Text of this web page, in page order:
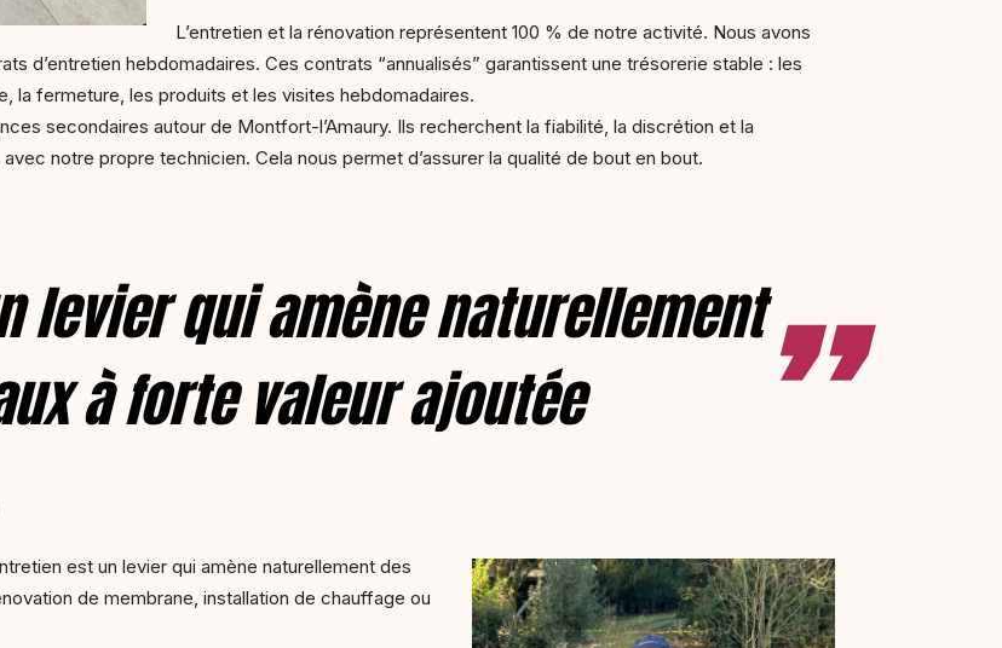
L’entretien et la rénovation représentent 100 % de notre activité. Nous avons
d’entretien hebdomadaires. Ces contrats “annualisés” garantissent une trésorerie stable : les
la fermeture, les produits et les visites hebdomadaires.
secondaires autour de Montfort-l’Amaury. Ils recherchent la fiabilité, la discrétion et la
notre propre technicien. Cela nous permet d’assurer la qualité de bout en bout.
levier qui amène naturellement
à forte valeur ajoutée
est un levier qui amène naturellement des
de membrane, installation de chauffage ou